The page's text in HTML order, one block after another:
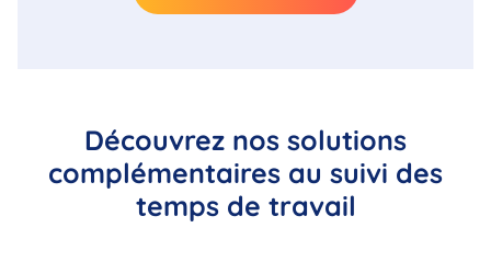
Découvrez nos solutions
complémentaires au suivi des
temps de travail